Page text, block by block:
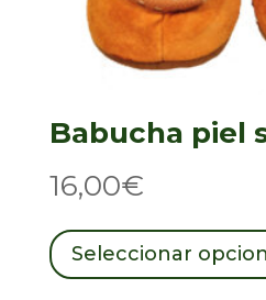
Babucha piel
16,00€
Seleccionar